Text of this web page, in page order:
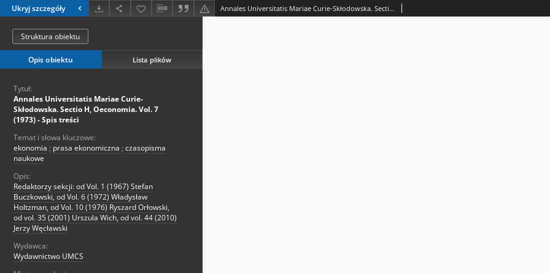
Ukryj szczegóły Annales Universitatis Mariae Curie-Skłodowska. Sectio H, Oeconomia. Vol. 7 (1973) - Spis treści
Struktura obiektu
Opis obiektu Lista plików
Tytuł:
Annales Universitatis Mariae Curie-
Skłodowska. Sectio H, Oeconomia. Vol. 7
(1973) - Spis treści
Temat i słowa kluczowe:
ekonomia ; prasa ekonomiczna ; czasopisma
naukowe
Opis:
Redaktorzy sekcji: od Vol. 1 (1967) Stefan
Buczkowski, od Vol. 6 (1972) Władysław
Holtzman, od Vol. 10 (1976) Ryszard Orłowski,
od vol. 35 (2001) Urszula Wich, od vol. 44 (2010)
Jerzy Węcławski
Wydawca:
Wydawnictwo UMCS